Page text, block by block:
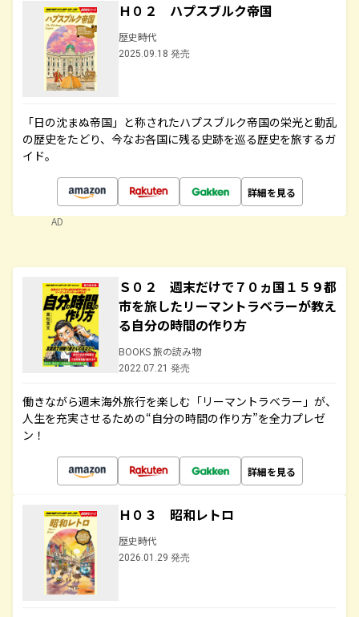
Ｈ０２ ハプスブルク帝国
歴史時代
2025.09.18 発売
「日の沈まぬ帝国」と称されたハプスブルク帝国の栄光と動乱
の歴史をたどり、今なお各国に残る史跡を巡る歴史を旅するガ
イド。
詳細を見る
AD
Ｓ０２ 週末だけで７０ヵ国１５９都
市を旅したリーマントラベラーが教え
る自分の時間の作り方
BOOKS 旅の読み物
2022.07.21 発売
働きながら週末海外旅行を楽しむ「リーマントラベラー」が、
人生を充実させるための“自分の時間の作り方”を全力プレゼ
ン！
詳細を見る
Ｈ０３ 昭和レトロ
歴史時代
2026.01.29 発売